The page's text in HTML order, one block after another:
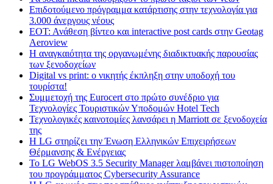
Επιδοτούμενο πρόγραμμα κατάρτισης στην τεχνολογία για
3.000 άνεργους νέους
ΕΟΤ: Ανάθεση βίντεο και interactive post cards στην Geotag
Aeroview
Η αναγκαιότητα της οργανωμένης διαδικτυακής παρουσίας
των ξενοδοχείων
Digital vs print: ο νικητής έκπληξη στην υποδοχή του
τουρίστα!
Συμμετοχή της Eurocert στο πρώτο συνέδριο για
Τεχνολογίες Τουριστικών Υποδομών Hotel Tech
Τεχνολογικές καινοτομίες λανσάρει η Marriott σε ξενοδοχεία
της
H LG στηρίζει την Ένωση Ελληνικών Επιχειρήσεων
Θέρμανσης & Ενέργειας
Το LG WebOS 3.5 Security Manager λαμβάνει πιστοποίηση
του προγράμματος Cybersecurity Assurance